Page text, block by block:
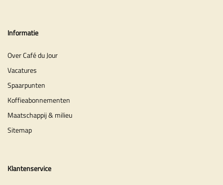
Informatie
Over Café du Jour
Vacatures
Spaarpunten
Koffieabonnementen
Maatschappij & milieu
Sitemap
Klantenservice